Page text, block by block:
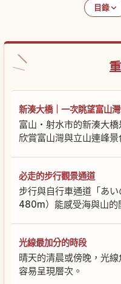
目錄
新湊大橋｜一次眺望富山
富山・射水市的新湊大
欣賞富山灣與立山連峰
必走的步行觀景通道
步行與自行車通道「あ
480m）能感受海與山的
光線最加分的時段
晴天的清晨或傍晚，光
容易呈現層次。